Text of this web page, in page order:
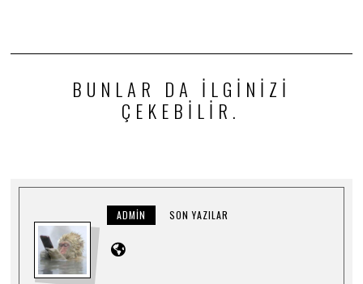
BUNLAR DA ILGINIZI
ÇEKEBILIR.
ADMIN SON YAZILAR